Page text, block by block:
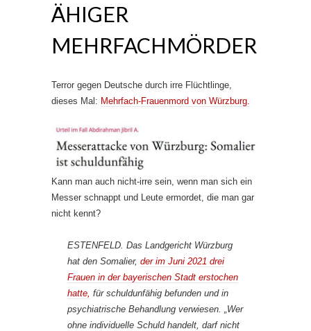
ÄHIGER
MEHRFACHMÖRDER
Terror gegen Deutsche durch irre Flüchtlinge,
dieses Mal: Mehrfach-Frauenmord von Würzburg.
Kann man auch nicht-irre sein, wenn man sich ein
Messer schnappt und Leute ermordet, die man gar
nicht kennt?
ESTENFELD. Das Landgericht Würzburg
hat den Somalier, der im Juni 2021 drei
Frauen in der bayerischen Stadt erstochen
hatte, für schuldunfähig befunden und in
psychiatrische Behandlung verwiesen. „Wer
ohne individuelle Schuld handelt, darf nicht